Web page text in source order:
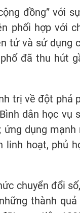
đồng” với
phối hợp với
tử và sử dụng
đã thu hút
trị về đột phá
dân học vụ
dụng mạnh
linh hoạt, phủ
chuyển đổi
thành quả